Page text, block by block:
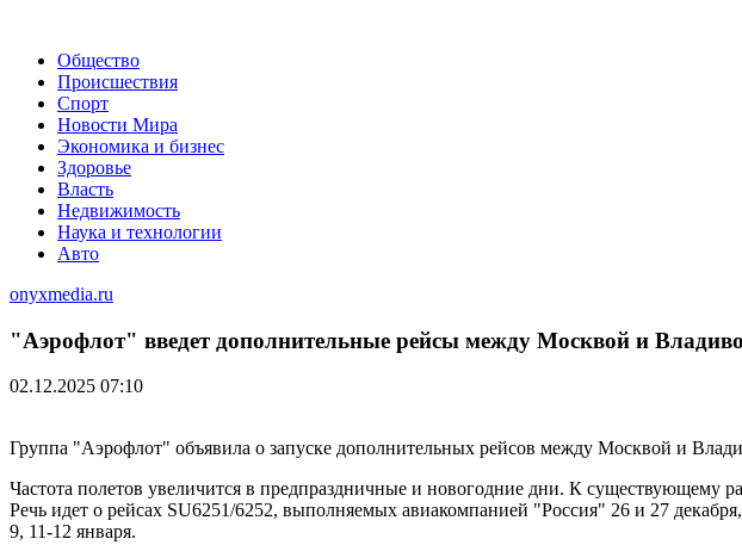
Общество
Происшествия
Спорт
Новости Мира
Экономика и бизнес
Здоровье
Власть
Недвижимость
Наука и технологии
Авто
onyxmedia.ru
"Аэрофлот" введет дополнительные рейсы между Москвой и
02.12.2025 07:10
Группа "Аэрофлот" объявила о запуске дополнительных рейсов между Москвой и
Частота полетов увеличится в предпраздничные и новогодние дни. К
Речь идет о рейсах SU6251/6252, выполняемых авиакомпанией "Россия" 26 и 27
9, 11-12 января.